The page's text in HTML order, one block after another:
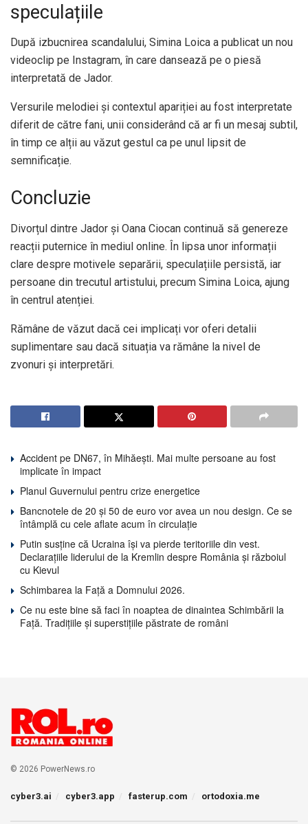
speculațiile
După izbucnirea scandalului, Simina Loica a publicat un nou
videoclip pe Instagram, în care dansează pe o piesă
interpretată de Jador.
Versurile melodiei și contextul apariției au fost interpretate
diferit de către fani, unii considerând că ar fi un mesaj subtil,
în timp ce alții au văzut gestul ca pe unul lipsit de
semnificație.
Concluzie
Divorțul dintre Jador și Oana Ciocan continuă să genereze
reacții puternice în mediul online. În lipsa unor informații
clare despre motivele separării, speculațiile persistă, iar
persoane din trecutul artistului, precum Simina Loica, ajung
în centrul atenției.
Rămâne de văzut dacă cei implicați vor oferi detalii
suplimentare sau dacă situația va rămâne la nivel de
zvonuri și interpretări.
Accident pe DN67, în Mihăești. Mai multe persoane au fost
implicate în impact
Planul Guvernului pentru crize energetice
Bancnotele de 20 și 50 de euro vor avea un nou design. Ce se
întâmplă cu cele aflate acum în circulație
Putin susține că Ucraina își va pierde teritoriile din vest.
Declarațiile liderului de la Kremlin despre România și războiul
cu Kievul
Schimbarea la Față a Domnului 2026.
Ce nu este bine să faci în noaptea de dinaintea Schimbării la
Față. Tradițiile și superstițiile păstrate de români
© 2026 PowerNews.ro
cyber3.ai cyber3.app fasterup.com ortodoxia.me